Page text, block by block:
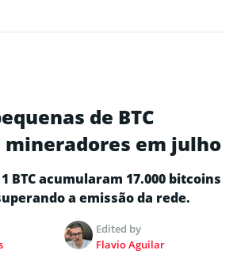
de BTC
em julho
BTC acumularam 17.000 bitcoins
a emissão da rede.
Edited by
Flavio Aguilar